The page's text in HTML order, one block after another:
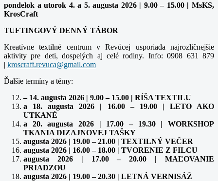
pondelok a utorok 4. a 5. augusta 2026 | 9.00 – 15.00 | MsKS,
KrosCraft
TUFTINGOVÝ DENNÝ TÁBOR
Kreatívne textilné centrum v Revúcej usporiada najrozličnejšie
aktivity pre deti, dospelých aj celé rodiny. Info: 0908 631 879
|
Ďalšie termíny a témy:
– 14. augusta 2026 | 9.00 – 15.00 | RÍŠA TEXTILU
a 18. augusta 2026 | 16.00 – 19.00 | LETO AKO
UTKANÉ
a 20. augusta 2026 | 17.00 – 19.30 | WORKSHOP
TKANIA DIZAJNOVEJ TAŠKY
augusta 2026 | 19.00 – 21.00 | TEXTILNÝ VEČER
augusta 2026 | 16.00 – 18.00 | TVORENIE Z FILCU
augusta 2026 | 17.00 – 20.00 | MAĽOVANIE
PRIADZOU
augusta 2026 | 19.00 – 20.30 | LETNÁ VERNISÁŽ